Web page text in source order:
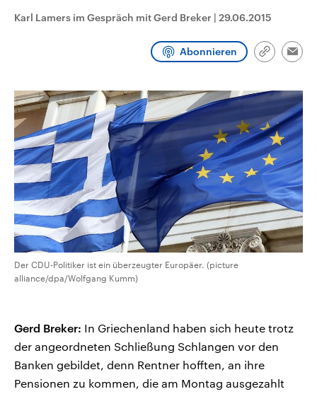
Wahl.
Karl Lamers im Gespräch mit Gerd Breker | 29.06.2015
Abonnieren
Link
Der CDU-Politiker ist ein überzeugter Europäer. (picture
alliance/dpa/Wolfgang Kumm)
Gerd Breker: In Griechenland haben sich heute trotz
der angeordneten Schließung Schlangen vor den
Banken gebildet, denn Rentner hofften, an ihre
Pensionen zu kommen, die am Montag ausgezahlt